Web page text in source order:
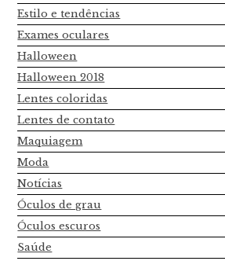
Estilo e tendências
Exames oculares
Halloween
Halloween 2018
Lentes coloridas
Lentes de contato
Maquiagem
Moda
Notícias
Óculos de grau
Óculos escuros
Saúde